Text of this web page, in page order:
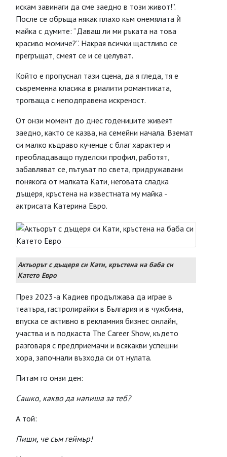
искам завинаги да сме заедно в този живот!”.
После се обръща някак плахо към онемялата ѝ
майка с думите: “Даваш ли ми ръката на това
красиво момиче?”. Накрая всички щастливо се
прегръщат, смеят се и се целуват.
Който е пропуснал тази сцена, да я гледа, тя е
съвременна класика в риалити романтиката,
трогваща с неподправена искреност.
От онзи момент до днес годениците живеят
заедно, както се казва, на семейни начала. Вземат
си малко къдраво кученце с благ характер и
преобладаващо пуделски профил, работят,
забавляват се, пътуват по света, придружавани
понякога от малката Кати, неговата сладка
дъщеря, кръстена на известната му майка -
актрисата Катерина Евро.
Актьорът с дъщеря си Кати, кръстена на баба си
Катето Евро
През 2023-а Кадиев продължава да играе в
театъра, гастролирайки в България и в чужбина,
впуска се активно в рекламния бизнес онлайн,
участва и в подкаста The Career Show, където
разговаря с предприемачи и всякакви успешни
хора, започнали възхода си от нулата.
Питам го онзи ден:
Сашко, какво да напиша за теб?
А той:
Пиши, че съм геймър!